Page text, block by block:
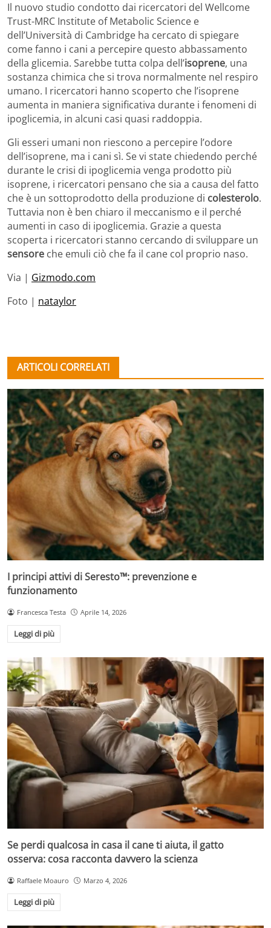
Il nuovo studio condotto dai ricercatori del Wellcome
Trust-MRC Institute of Metabolic Science e
dell’Università di Cambridge ha cercato di spiegare
come fanno i cani a percepire questo abbassamento
della glicemia. Sarebbe tutta colpa dell’isoprene, una
sostanza chimica che si trova normalmente nel respiro
umano. I ricercatori hanno scoperto che l’isoprene
aumenta in maniera significativa durante i fenomeni di
ipoglicemia, in alcuni casi quasi raddoppia.
Gli esseri umani non riescono a percepire l’odore
dell’isoprene, ma i cani sì. Se vi state chiedendo perché
durante le crisi di ipoglicemia venga prodotto più
isoprene, i ricercatori pensano che sia a causa del fatto
che è un sottoprodotto della produzione di colesterolo.
Tuttavia non è ben chiaro il meccanismo e il perché
aumenti in caso di ipoglicemia. Grazie a questa
scoperta i ricercatori stanno cercando di sviluppare un
sensore che emuli ciò che fa il cane col proprio naso.
Via | Gizmodo.com
Foto | nataylor
ARTICOLI CORRELATI
I principi attivi di Seresto™: prevenzione e
funzionamento
Francesca Testa Aprile 14, 2026
Leggi di più
Se perdi qualcosa in casa il cane ti aiuta, il gatto
osserva: cosa racconta davvero la scienza
Raffaele Moauro Marzo 4, 2026
Leggi di più